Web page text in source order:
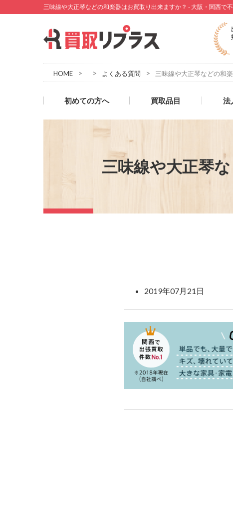
三味線や大正琴などの和楽器はお買取り出来ますか？ - 大阪・関西で
HOME > > よくある質問 > 三味線や大正琴などの和
初めての方へ 買取品目 法
三味線や大正琴
2019年07月21日